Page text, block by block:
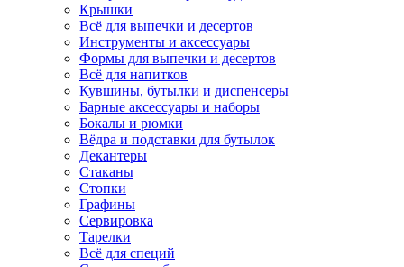
Крышки
Всё для выпечки и десертов
Инструменты и аксессуары
Формы для выпечки и десертов
Всё для напитков
Кувшины, бутылки и диспенсеры
Барные аксессуары и наборы
Бокалы и рюмки
Вёдра и подставки для бутылок
Декантеры
Стаканы
Стопки
Графины
Сервировка
Тарелки
Всё для специй